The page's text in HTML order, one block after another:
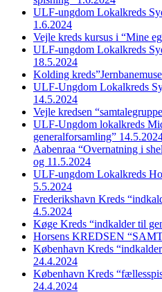
ULF-ungdom Lokalkreds
1.6.2024
Vejle kreds kursus i “Mine
ULF-ungdom Lokalkreds
18.5.2024
Kolding
ULF-Ungdom Lokalkreds
14.5.2024
Vejle kredsen
ULF-Ungdom lokalkreds
generalforsamling”
Aabenraa “Overnatning i
og 11.5.2024
ULF-ungdom Lokalkreds
5.5.2024
Frederikshavn Kreds
4.5.2024
Køge Kreds “indkalder til
Horsens KREDSEN
København Kreds
24.4.2024
København Kreds
24.4.2024